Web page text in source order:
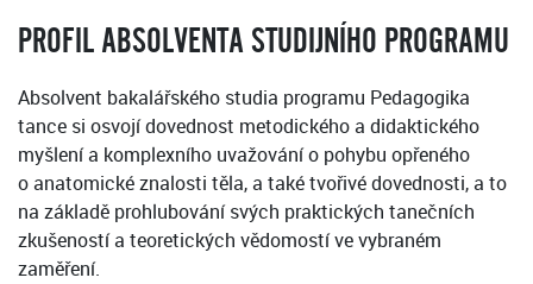
PROFIL ABSOLVENTA STUDIJNÍHO PROGRAMU
Absolvent bakalářského studia programu Pedagogika
tance si osvojí dovednost metodického a didaktického
myšlení a komplexního uvažování o pohybu opřeného
o anatomické znalosti těla, a také tvořivé dovednosti, a to
na základě prohlubování svých praktických tanečních
zkušeností a teoretických vědomostí ve vybraném
zaměření.